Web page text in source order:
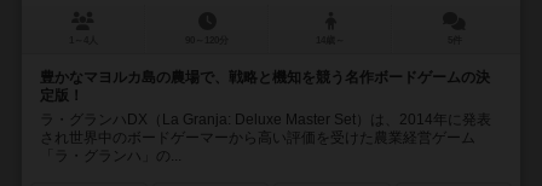
豊かなマヨルカ島の農場で、戦略と機知を競う名作ボードゲームの決
定版！
ラ・グランハDX（La Granja: Deluxe Master Set）は、2014年に発表
され世界中のボードゲーマーから高い評価を受けた農業経営ゲーム
「ラ・グランハ」の...